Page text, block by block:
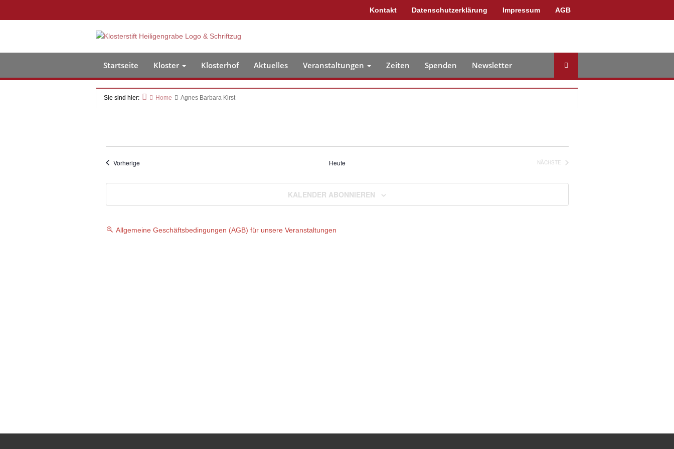
Kontakt Datenschutzerklärung Impressum AGB
Startseite Kloster Klosterhof Aktuelles Veranstaltungen Zeiten Spenden Newsletter
Sie sind hier: Home Agnes Barbara Kirst
VorherigeVeranstaltungen Heute
NÄCHSTE
KALENDER ABONNIEREN
Allgemeine Geschäftsbedingungen (AGB) für unsere Veranstaltungen